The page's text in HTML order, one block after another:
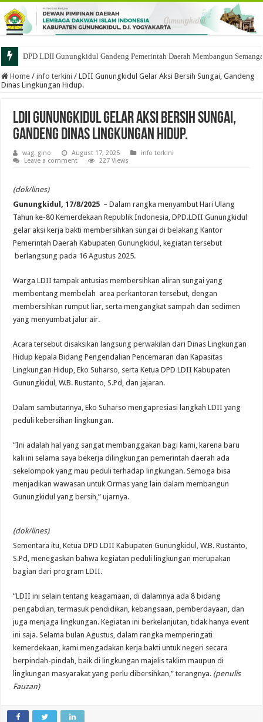
DPD LDII Gunungkidul Gandeng Pemerintah Daerah Membangun
Home / info terkini / LDII Gunungkidul Gelar Aksi Bersih Sungai, Gandeng
Dinas Lingkungan Hidup.
LDII Gunungkidul Gelar Aksi Bersih Sungai,
Gandeng Dinas Lingkungan Hidup.
wag. gino August 17, 2025
info terkini
Leave a comment
227 Views
(dok/lines)
Gunungkidul, 17/8/2025 – Dalam rangka menyambut Hari Ulang
Tahun ke-80 Kemerdekaan Republik Indonesia, DPD.LDII Gunungkidul
gelar aksi kerja bakti membersihkan sungai di belakang Kantor
Pemerintah Daerah Kabupaten Gunungkidul, kegiatan tersebut
berlangsung pada 16 Agustus 2025.
Warga LDII tampak antusias membersihkan aliran sungai yang
membentang membelah area perkantoran tersebut, dengan
membersihkan rumput liar, serta mengangkat sampah dan sedimen
yang menyumbat jalur air.
Acara tersebut disaksikan langsung perwakilan dari Dinas Lingkungan
Hidup kepala Bidang Pengendalian Pencemaran dan Kapasitas
Lingkungan Hidup, Eko Suharso, serta Ketua DPD LDII Kabupaten
Gunungkidul, W.B. Rustanto, S.Pd, dan jajaran.
Dalam sambutannya, Eko Suharso mengapresiasi langkah LDII yang
peduli kebersihan lingkungan.
“Ini adalah hal yang sangat membanggakan bagi kami, karena baru
kali ini selama saya bekerja dilingkungan pemerintah daerah ada
sekelompok yang mau peduli terhadap lingkungan. Semoga bisa
menjadikan wawasan untuk Ormas yang lain dalam membangun
Gunungkidul yang bersih,” ujarnya.
(dok/lines)
Sementara itu, Ketua DPD LDII Kabupaten Gunungkidul, W.B. Rustanto,
S.Pd, menegaskan bahwa kegiatan peduli lingkungan merupakan
bagian dari program LDII.
“LDII ini selain tentang keagamaan, di dalamnya ada 8 bidang
pengabdian, termasuk pendidikan, kebangsaan, pemberdayaan, dan
juga menjaga lingkungan. Kegiatan ini berkelanjutan, tidak hanya event
ini saja. Selama bulan Agustus, dalam rangka memperingati
kemerdekaan, kami mengadakan kerja bakti untuk negeri secara
berpindah-pindah, baik di lingkungan majelis taklim maupun di
lingkungan masyarakat yang perlu dibersihkan,” terangnya. (penulis
Fauzan)